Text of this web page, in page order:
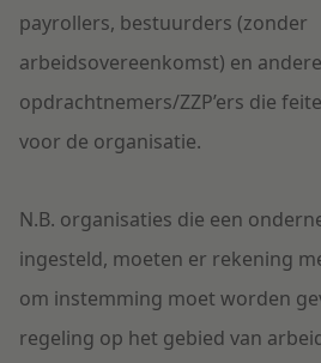
payrollers, bestuurders (zonder
arbeidsovereenkomst) en andere
opdrachtnemers/ZZP’ers die
voor de organisatie.
N.B. organisaties die een
ingesteld, moeten er rekening
om instemming moet worden
regeling op het gebied van